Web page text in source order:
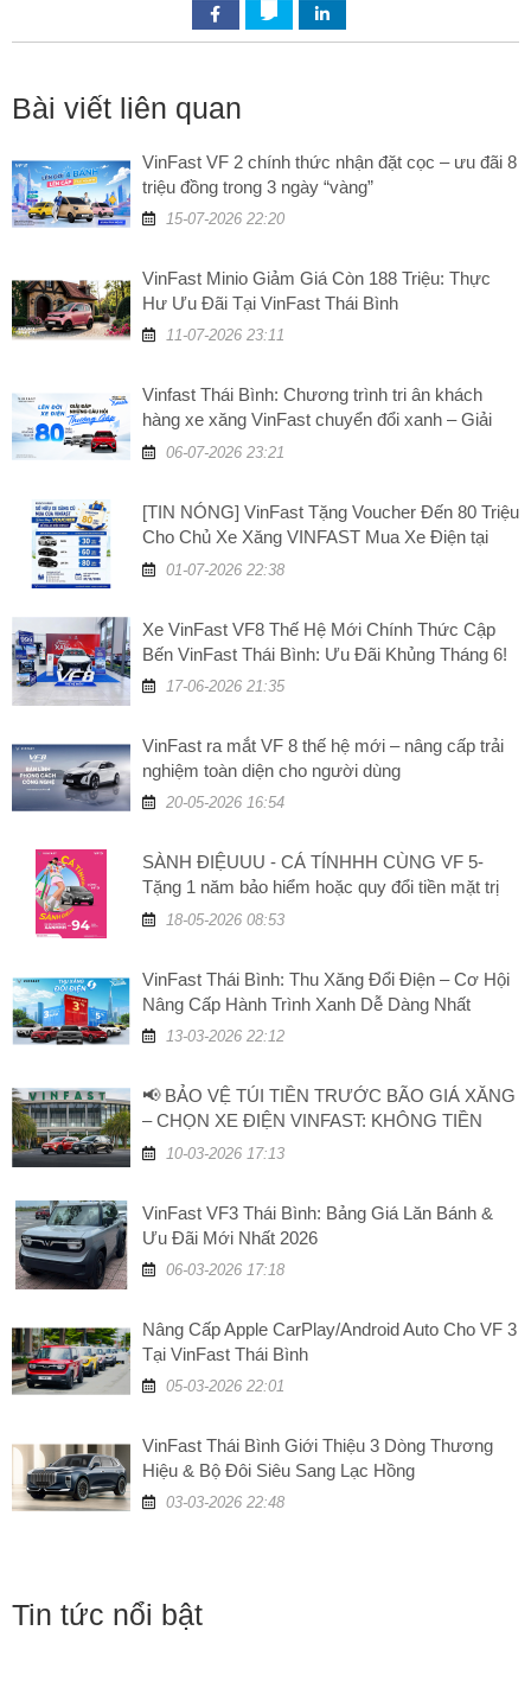
Tin tức nổi bật
Bài viết liên quan
VinFast VF 2 chính thức nhận đặt cọc – ưu đãi 8
triệu đồng trong 3 ngày “vàng”
15-07-2026 22:20
VinFast Minio Giảm Giá Còn 188 Triệu: Thực
Hư Ưu Đãi Tại VinFast Thái Bình
11-07-2026 23:11
Vinfast Thái Bình: Chương trình tri ân khách
hàng xe xăng VinFast chuyển đổi xanh – Giải
đáp những câu hỏi thường gặp
06-07-2026 23:21
[TIN NÓNG] VinFast Tặng Voucher Đến 80 Triệu
Cho Chủ Xe Xăng VINFAST Mua Xe Điện tại
VinFast Thái Bình
01-07-2026 22:38
Xe VinFast VF8 Thế Hệ Mới Chính Thức Cập
Bến VinFast Thái Bình: Ưu Đãi Khủng Tháng 6!
17-06-2026 21:35
VinFast ra mắt VF 8 thế hệ mới – nâng cấp trải
nghiệm toàn diện cho người dùng
20-05-2026 16:54
SÀNH ĐIỆUUU - CÁ TÍNHHH CÙNG VF 5-
Tặng 1 năm bảo hiểm hoặc quy đổi tiền mặt trị
giá 5 triệu đồng
18-05-2026 08:53
VinFast Thái Bình: Thu Xăng Đổi Điện – Cơ Hội
Nâng Cấp Hành Trình Xanh Dễ Dàng Nhất
13-03-2026 22:12
📢 BẢO VỆ TÚI TIỀN TRƯỚC BÃO GIÁ XĂNG
– CHỌN XE ĐIỆN VINFAST: KHÔNG TIỀN
XĂNG, TĂNG GIÁ TRỊ!
10-03-2026 17:13
VinFast VF3 Thái Bình: Bảng Giá Lăn Bánh &
Ưu Đãi Mới Nhất 2026
06-03-2026 17:18
Nâng Cấp Apple CarPlay/Android Auto Cho VF 3
Tại VinFast Thái Bình
05-03-2026 22:01
VinFast Thái Bình Giới Thiệu 3 Dòng Thương
Hiệu & Bộ Đôi Siêu Sang Lạc Hồng
03-03-2026 22:48